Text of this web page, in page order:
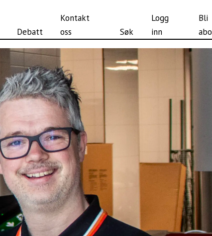
Debatt
Kontakt
oss
Søk
Logg
inn
Bli